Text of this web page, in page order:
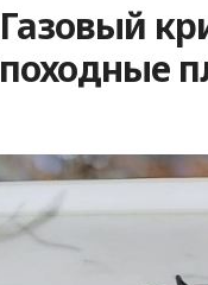
Газовый
походные